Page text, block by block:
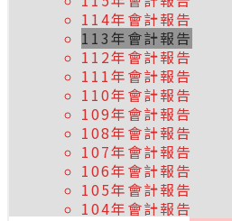
114年會計報告
113年會計報告
112年會計報告
111年會計報告
110年會計報告
109年會計報告
108年會計報告
107年會計報告
106年會計報告
105年會計報告
104年會計報告